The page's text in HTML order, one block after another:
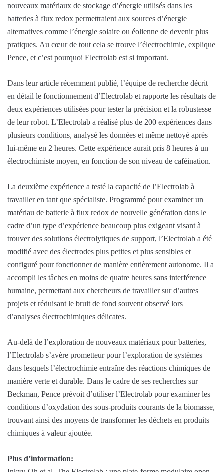
nouveaux matériaux de stockage d’énergie utilisés dans les
batteries à flux redox permettraient aux sources d’énergie
alternatives comme l’énergie solaire ou éolienne de devenir plus
pratiques. Au cœur de tout cela se trouve l’électrochimie, explique
Pence, et c’est pourquoi Electrolab est si important.
Dans leur article récemment publié, l’équipe de recherche décrit
en détail le fonctionnement d’Electrolab et rapporte les résultats de
deux expériences utilisées pour tester la précision et la robustesse
de leur robot. L’Electrolab a réalisé plus de 200 expériences dans
plusieurs conditions, analysé les données et même nettoyé après
lui-même en 2 heures. Cette expérience aurait pris 8 heures à un
électrochimiste moyen, en fonction de son niveau de caféination.
La deuxième expérience a testé la capacité de l’Electrolab à
travailler en tant que spécialiste. Programmé pour examiner un
matériau de batterie à flux redox de nouvelle génération dans le
cadre d’un type d’expérience beaucoup plus exigeant visant à
trouver des solutions électrolytiques de support, l’Electrolab a été
modifié avec des électrodes plus petites et plus sensibles et
configuré pour fonctionner de manière entièrement autonome. Il a
accompli les tâches en moins de quatre heures sans interférence
humaine, permettant aux chercheurs de travailler sur d’autres
projets et réduisant le bruit de fond souvent observé lors
d’analyses électrochimiques délicates.
Au-delà de l’exploration de nouveaux matériaux pour batteries,
l’Electrolab s’avère prometteur pour l’exploration de systèmes
dans lesquels l’électrochimie entraîne des réactions chimiques de
manière verte et durable. Dans le cadre de ses recherches sur
Beckman, Pence prévoit d’utiliser l’Electrolab pour examiner les
conditions d’oxydation des sous-produits courants de la biomasse,
trouvant ainsi des moyens de transformer les déchets en produits
chimiques à valeur ajoutée.
Plus d’information: